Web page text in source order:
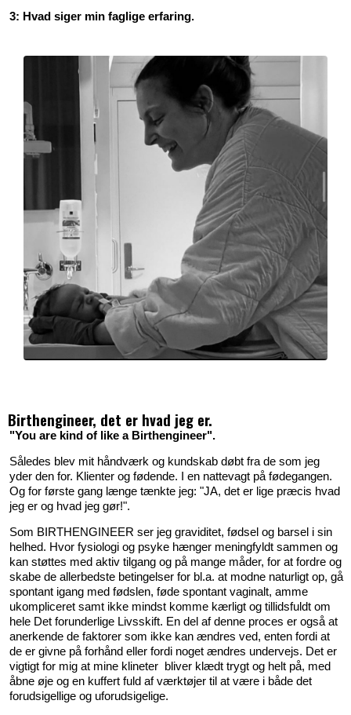
3: Hvad siger min faglige erfaring.
Birthengineer, det er hvad jeg er.
"You are kind of like a Birthengineer".
Således blev mit håndværk og kundskab døbt fra de som jeg
yder den for. Klienter og fødende. I en nattevagt på fødegangen.
Og for første gang længe tænkte jeg: "JA, det er lige præcis hvad
jeg er og hvad jeg gør!".
Som BIRTHENGINEER ser jeg graviditet, fødsel og barsel i sin
helhed. Hvor fysiologi og psyke hænger meningfyldt sammen og
kan støttes med aktiv tilgang og på mange måder, for at fordre og
skabe de allerbedste betingelser for bl.a. at modne naturligt op, gå
spontant igang med fødslen, føde spontant vaginalt, amme
ukompliceret samt ikke mindst komme kærligt og tillidsfuldt om
hele Det forunderlige Livsskift. En del af denne proces er også at
anerkende de faktorer som ikke kan ændres ved, enten fordi at
de er givne på forhånd eller fordi noget ændres undervejs. Det er
vigtigt for mig at mine klineter
bliver klædt trygt og helt på, med
åbne øje og en kuffert fuld af værktøjer til at være i både det
forudsigellige og uforudsigelige.